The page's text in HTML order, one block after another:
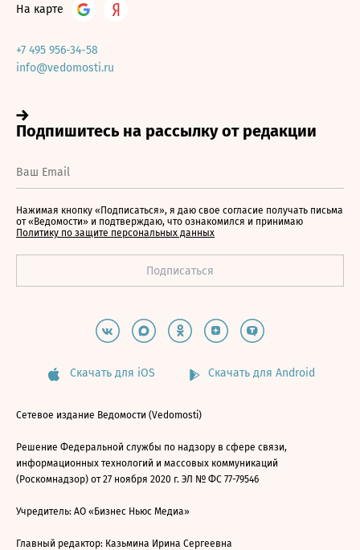
На карте
+7 495 956-34-58
info@vedomosti.ru
Нажимая кнопку «Подписаться», я даю свое согласие получать письма
от «Ведомости» и подтверждаю, что ознакомился и принимаю
Политику по защите персональных данных
Скачать для iOS Скачать для Android
Сетевое издание Ведомости (Vedomosti)
Решение Федеральной службы по надзору в сфере связи,
информационных технологий и массовых коммуникаций
(Роскомнадзор) от 27 ноября 2020 г. ЭЛ № ФС 77-79546
Учредитель: АО «Бизнес Ньюс Медиа»
Главный редактор: Казьмина Ирина Сергеевна